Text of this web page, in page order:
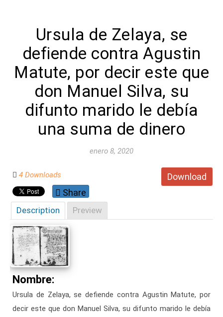
Ursula de Zelaya, se
defiende contra Agustin
Matute, por decir este que
don Manuel Silva, su
difunto marido le debía
una suma de dinero
enero 8, 2020
Download
4 Downloads
Share
Description Preview
Nombre:
Ursula de Zelaya, se defiende contra Agustin Matute, por
decir este que don Manuel Silva, su difunto marido le debía